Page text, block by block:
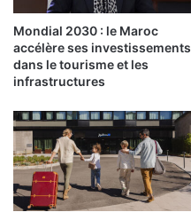
Mondial 2030 : le Maroc
accélère ses investissements
dans le tourisme et les
infrastructures